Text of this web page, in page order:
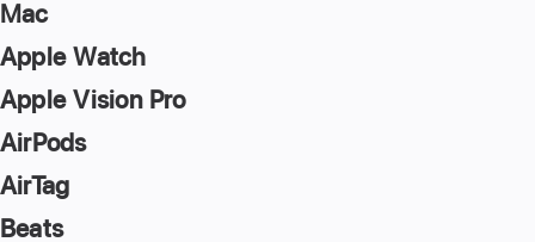
Mac
Apple Watch
Apple Vision Pro
AirPods
AirTag
Beats